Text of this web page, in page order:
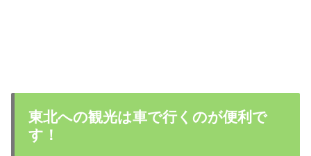
東北への観光は車で行くのが便利で
す！